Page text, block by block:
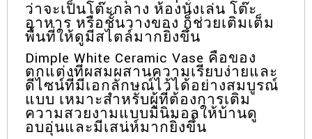
ว่าจะเป็นโต๊ะกลาง ห้องนั่งเล่น โต๊ะ
อาหาร หรือชั้นวางของ ก็ช่วยเติมเต็ม
พื้นที่ให้ดูมีสไตล์มากยิ่งขึ้น
Dimple White Ceramic Vase คือของ
ตกแต่งที่ผสมผสานความเรียบง่ายและ
ดีไซน์ที่มีเอกลักษณ์ไว้ได้อย่างสมบูรณ์
แบบ เหมาะสำหรับผู้ที่ต้องการเติม
ความสวยงามแบบมินิมอลให้บ้านดู
อบอุ่นและมีเสน่ห์มากยิ่งขึ้น